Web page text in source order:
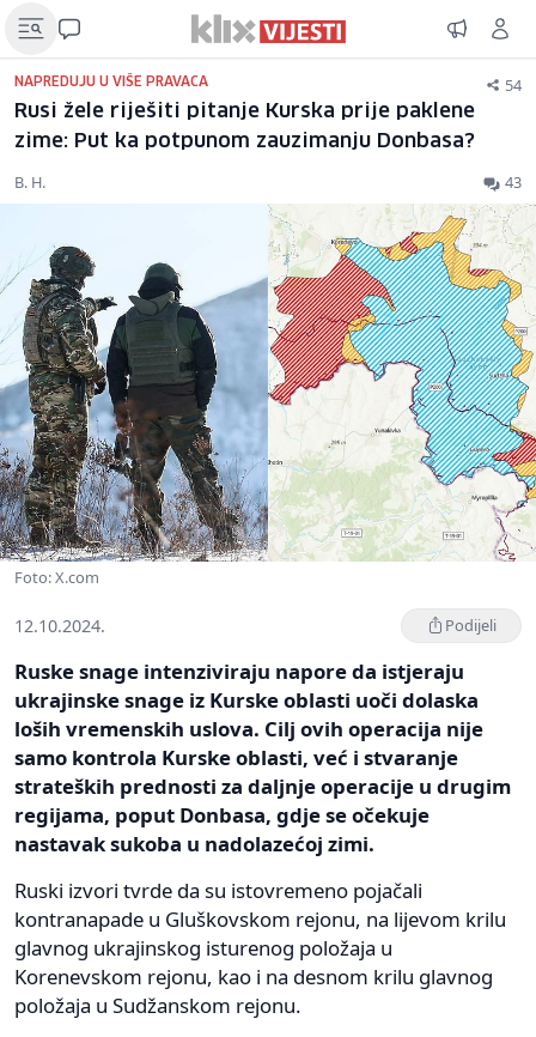
NAPREDUJU U VIŠE PRAVACA 54
Rusi žele riješiti pitanje Kurska prije paklene
zime: Put ka potpunom zauzimanju Donbasa?
B. H. 43
Foto: X.com
12.10.2024. Podijeli
Ruske snage intenziviraju napore da istjeraju
ukrajinske snage iz Kurske oblasti uoči dolaska
loših vremenskih uslova. Cilj ovih operacija nije
samo kontrola Kurske oblasti, već i stvaranje
strateških prednosti za daljnje operacije u drugim
regijama, poput Donbasa, gdje se očekuje
nastavak sukoba u nadolazećoj zimi.
Ruski izvori tvrde da su istovremeno pojačali
kontranapade u Gluškovskom rejonu, na lijevom krilu
glavnog ukrajinskog isturenog položaja u
Korenevskom rejonu, kao i na desnom krilu glavnog
položaja u Sudžanskom rejonu.